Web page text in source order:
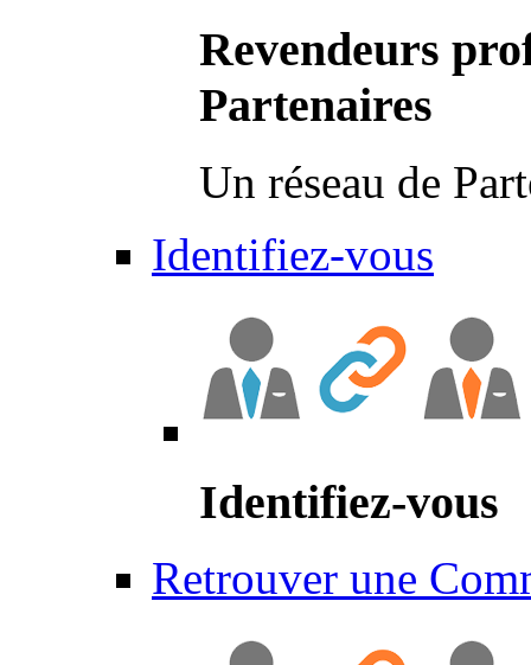
Revendeurs
Partenaires
Un réseau de
Identifiez-vous
Identifiez-vous
Retrouver une